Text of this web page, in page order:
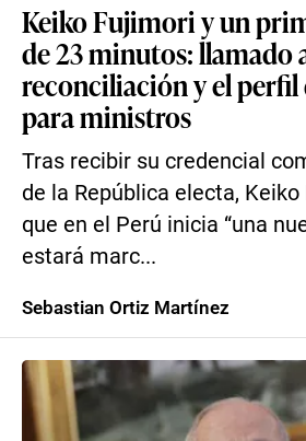
Keiko Fujimori y un
de 23 minutos: llamado
reconciliación y el perfil
para ministros
Tras recibir su credencial
de la República electa,
que en el Perú inicia “una
estará marc...
Sebastian Ortiz Martínez